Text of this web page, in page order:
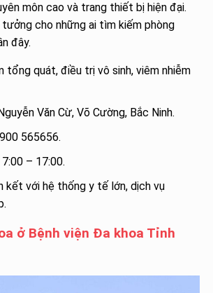
môn cao và trang thiết bị hiện đại.
cho những ai tìm kiếm phòng
đây.
tổng quát, điều trị vô sinh, viêm nhiễm
Văn Cừ, Võ Cường, Bắc Ninh.
565656.
7:00 – 17:00.
kết với hệ thống y tế lớn, dịch vụ
ở Bệnh viện Đa khoa Tỉnh